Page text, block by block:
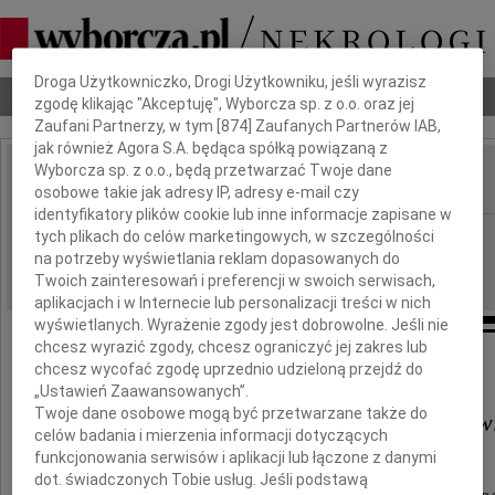
Nekrologi Odeszli Poradnik pogrzebowy
IMIĘ I NAZWISKO:
REGION: Szczecin
DATA EMISJI: 05.12.2017
Naszemu Koledze
Ryszardowi Jackowi
Konsulowi Honorowemu
Dbamy o Twoją prywatność
Droga Użytkowniczko, Drogi Użytkowniku, jeśli wyrazisz
zgodę klikając "Akceptuję", Wyborcza sp. z o.o. oraz jej
Zaufani Partnerzy, w tym [874 ] Zaufanych Partnerów IAB,
jak również Agora S.A. będąca spółką powiązaną z
Wyborcza sp. z o.o., będą przetwarzać Twoje dane
osobowe takie jak adresy IP, adresy e-mail czy
identyfikatory plików cookie lub inne informacje zapisane w
tych plikach do celów marketingowych, w szczególności
na potrzeby wyświetlania reklam dopasowanych do
Twoich zainteresowań i preferencji w swoich serwisach,
aplikacjach i w Internecie lub personalizacji treści w nich
wyświetlanych. Wyrażenie zgody jest dobrowolne. Jeśli nie
chcesz wyrazić zgody, chcesz ograniczyć jej zakres lub
chcesz wycofać zgodę uprzednio udzieloną przejdź do
„Ustawień Zaawansowanych”.
Twoje dane osobowe mogą być przetwarzane także do
celów badania i mierzenia informacji dotyczących
funkcjonowania serwisów i aplikacji lub łączone z danymi
dot. świadczonych Tobie usług. Jeśli podstawą